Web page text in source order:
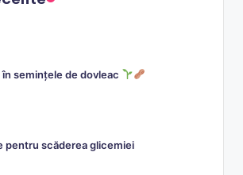
semințele de dovleac
pentru scăderea glicemiei